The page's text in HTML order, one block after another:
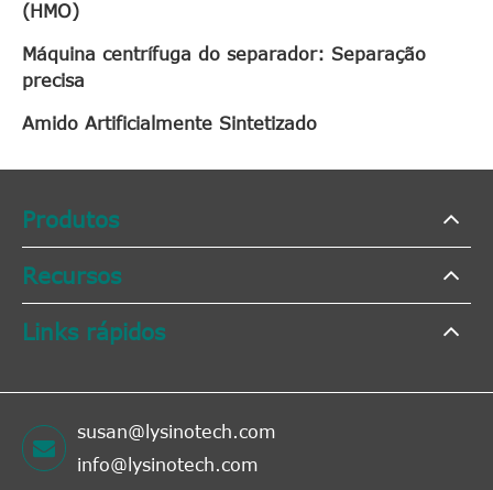
(HMO)
Máquina centrífuga do separador: Separação
precisa
Amido Artificialmente Sintetizado
Produtos
Recursos
Links rápidos
susan@lysinotech.com
info@lysinotech.com